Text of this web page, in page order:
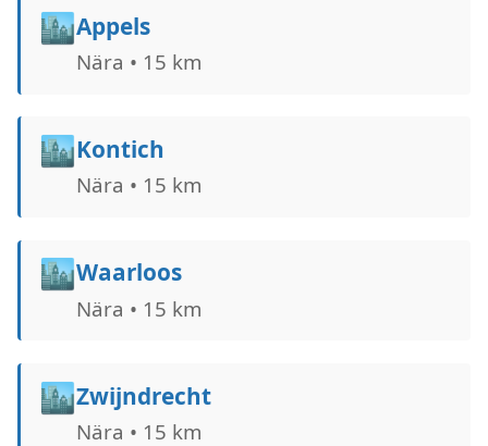
🏙️Appels
Nära • 15 km
🏙️Kontich
Nära • 15 km
🏙️Waarloos
Nära • 15 km
🏙️Zwijndrecht
Nära • 15 km